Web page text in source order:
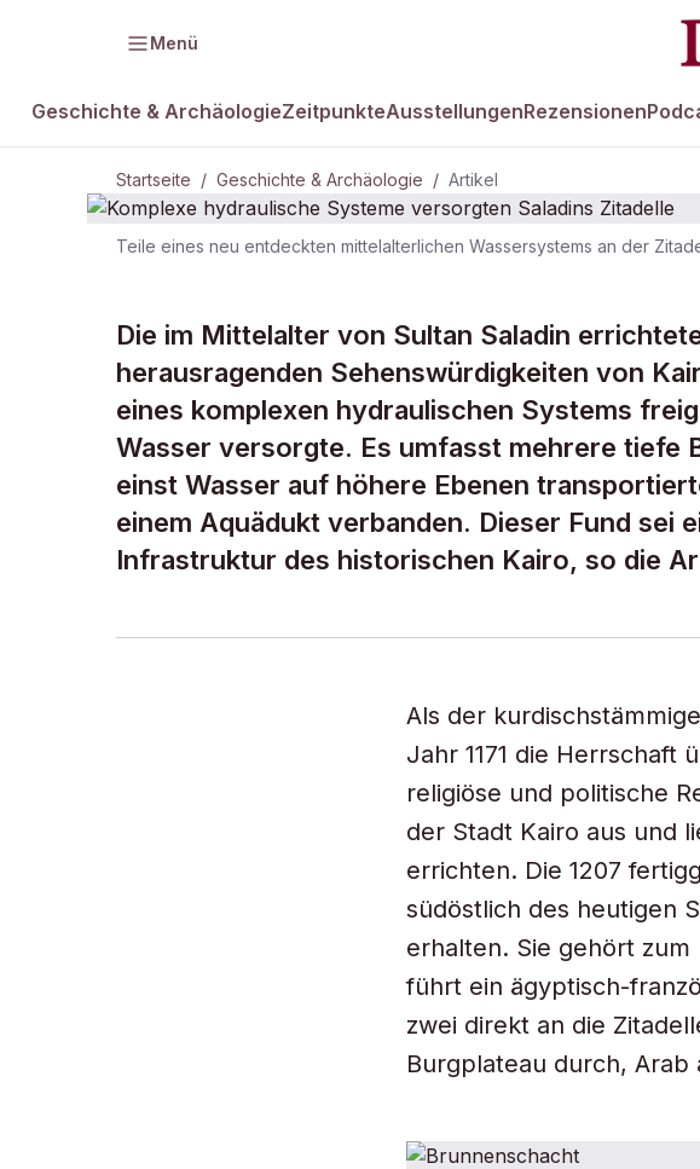
Menü
Geschichte & ArchäologieZeitpunkteAusstellungenRezensionen
Startseite / Geschichte & Archäologie / Artikel
Komplexe
versorgten
Teile eines neu entdeckten mittelalterlichen Wassersystems an der
Die im Mittelalter von Sultan Saladin
herausragenden Sehenswürdigkeiten von
eines komplexen hydraulischen Systems
Wasser versorgte. Es umfasst mehrere tiefe
einst Wasser auf höhere Ebenen
einem Aquädukt verbanden. Dieser Fund sei
Infrastruktur des historischen Kairo, so die
Als der
Jahr 1171 die
religiöse und politische
der Stadt Kairo aus und
errichten. Die 1207
südöstlich des heutigen
erhalten. Sie gehört
führt ein ägyptisch-
zwei direkt an die
Burgplateau durch, Arab